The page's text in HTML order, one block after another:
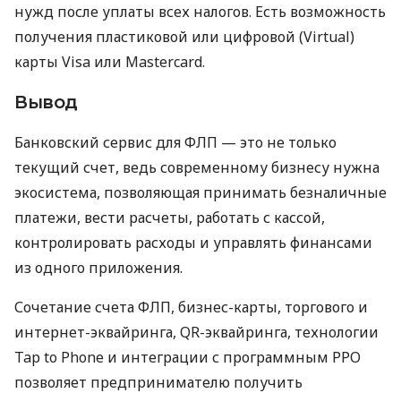
нужд после уплаты всех налогов. Есть возможность
получения пластиковой или цифровой (Virtual)
карты Visa или Mastercard.
Вывод
Банковский сервис для ФЛП — это не только
текущий счет, ведь современному бизнесу нужна
экосистема, позволяющая принимать безналичные
платежи, вести расчеты, работать с кассой,
контролировать расходы и управлять финансами
из одного приложения.
Сочетание счета ФЛП, бизнес-карты, торгового и
интернет-эквайринга, QR-эквайринга, технологии
Tap to Phone и интеграции с программным РРО
позволяет предпринимателю получить